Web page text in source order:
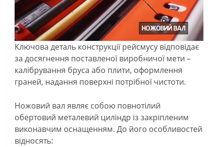
Ключова деталь конструкції рейсмусу відповідає
за досягнення поставленої виробничої мети –
калібрування бруса або плити, оформлення
граней, надання поверхні потрібної чистоти.
Ножовий вал являє собою повнотілий
обертовий металевий циліндр із закріпленим
виконавчим оснащенням. До його особливостей
відносять: